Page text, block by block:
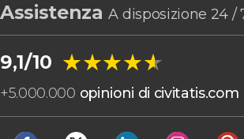
AssistenzaA disposizione 24 /
9,1/10 ★★★★★
★★★★★
+5.000.000 opinioni di civitatis.com